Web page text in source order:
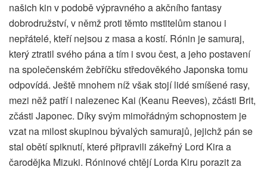
našich kin v podobě výpravného a akčního fantasy
dobrodružství, v němž proti těmto mstitelům stanou i
nepřátelé, kteří nejsou z masa a kostí. Rónin je samuraj,
který ztratil svého pána a tím i svou čest, a jeho postavení
na společenském žebříčku středověkého Japonska tomu
odpovídá. Ještě mnohem níž však stojí lidé smíšené rasy,
mezi něž patří i nalezenec Kai (Keanu Reeves), zčásti Brit,
zčásti Japonec. Díky svým mimořádným schopnostem je
vzat na milost skupinou bývalých samurajů, jejichž pán se
stal obětí spiknutí, které připravili zákeřný Lord Kira a
čarodějka Mizuki. Róninové chtějí Lorda Kiru porazit za